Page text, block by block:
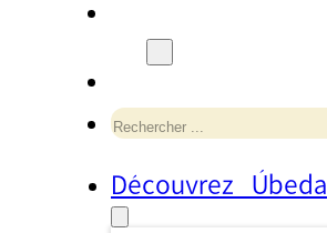
Rechercher
Découvrez Úbeda